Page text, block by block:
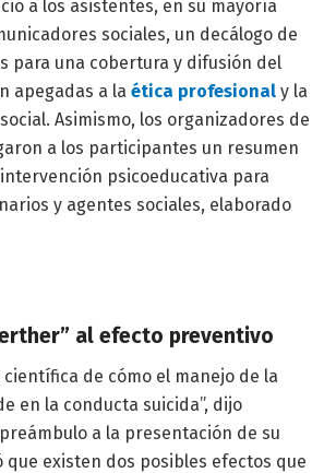
a los asistentes, en su mayoría
sociales, un decálogo de
para una cobertura y difusión del
apegadas a la ética profesional y la
Asimismo, los organizadores de
a los participantes un resumen
psicoeducativa para
y agentes sociales, elaborado
al efecto preventivo
científica de cómo el manejo de la
en la conducta suicida”, dijo
a la presentación de su
que existen dos posibles efectos que